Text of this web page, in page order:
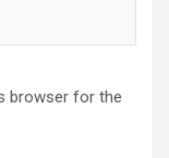
browser for the